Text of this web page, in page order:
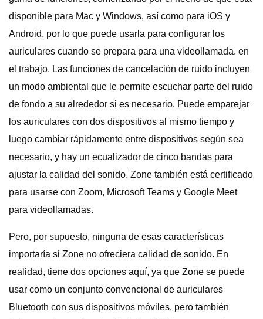
disponible para Mac y Windows, así como para iOS y
Android, por lo que puede usarla para configurar los
auriculares cuando se prepara para una videollamada. en
el trabajo. Las funciones de cancelación de ruido incluyen
un modo ambiental que le permite escuchar parte del ruido
de fondo a su alrededor si es necesario. Puede emparejar
los auriculares con dos dispositivos al mismo tiempo y
luego cambiar rápidamente entre dispositivos según sea
necesario, y hay un ecualizador de cinco bandas para
ajustar la calidad del sonido. Zone también está certificado
para usarse con Zoom, Microsoft Teams y Google Meet
para videollamadas.
Pero, por supuesto, ninguna de esas características
importaría si Zone no ofreciera calidad de sonido. En
realidad, tiene dos opciones aquí, ya que Zone se puede
usar como un conjunto convencional de auriculares
Bluetooth con sus dispositivos móviles, pero también